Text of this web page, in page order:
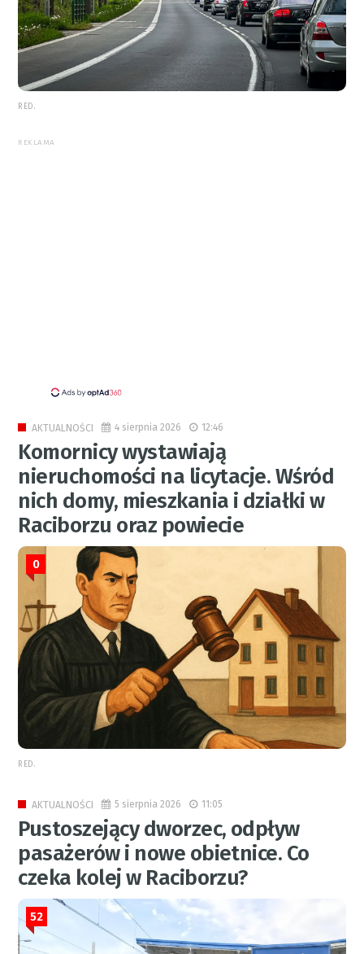
RED.
REKLAMA
AKTUALNOŚCI 4 sierpnia 2026 12:46
Komornicy wystawiają
nieruchomości na licytacje. Wśród
nich domy, mieszkania i działki w
Raciborzu oraz powiecie
0
RED.
AKTUALNOŚCI 5 sierpnia 2026 11:05
Pustoszejący dworzec, odpływ
pasażerów i nowe obietnice. Co
czeka kolej w Raciborzu?
52